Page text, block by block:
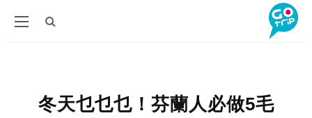
冬天乜乜乜！芬蘭人必做5毛